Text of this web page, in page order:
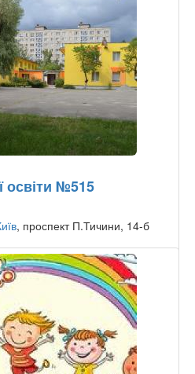
освіти №515
, проспект П.Тичини, 14-б